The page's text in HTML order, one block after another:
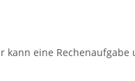
eine